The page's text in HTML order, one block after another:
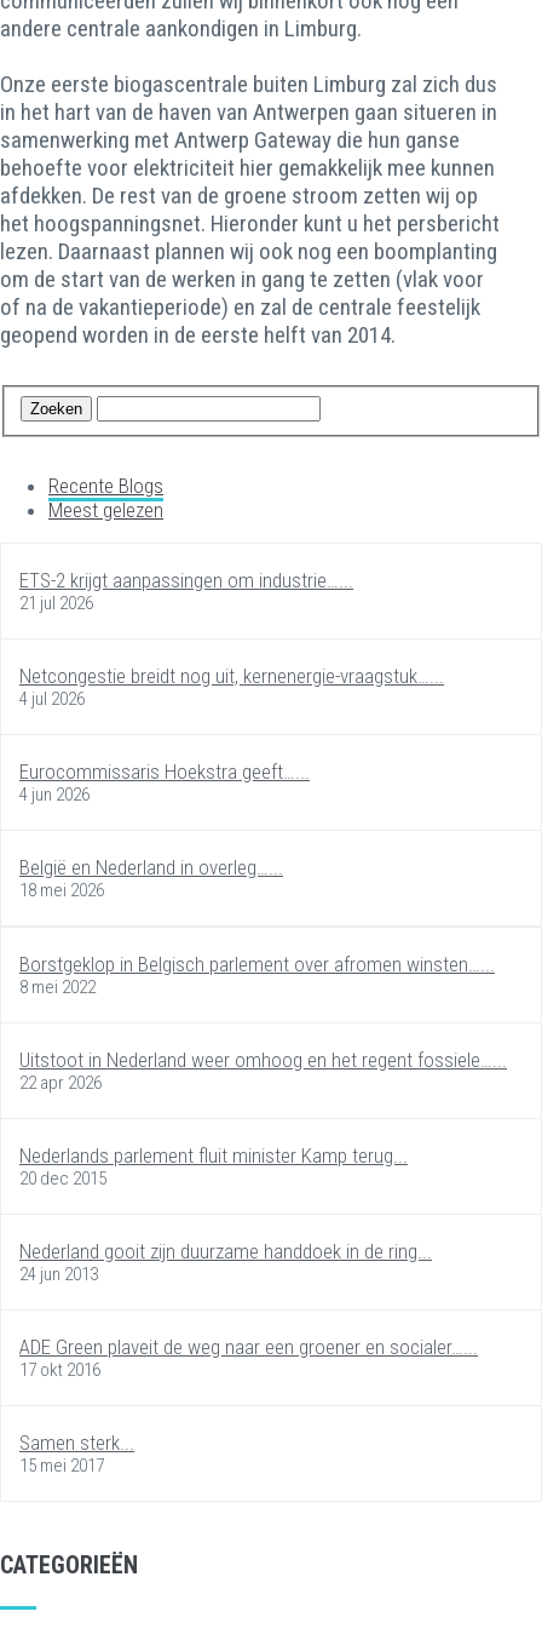
andere centrale aankondigen in Limburg.
Onze eerste biogascentrale buiten Limburg zal zich dus
in het hart van de haven van Antwerpen gaan situeren in
samenwerking met Antwerp Gateway die hun ganse
behoefte voor elektriciteit hier gemakkelijk mee kunnen
afdekken. De rest van de groene stroom zetten wij op
het hoogspanningsnet. Hieronder kunt u het persbericht
lezen. Daarnaast plannen wij ook nog een boomplanting
om de start van de werken in gang te zetten (vlak voor
of na de vakantieperiode) en zal de centrale feestelijk
geopend worden in de eerste helft van 2014.
Recente Blogs
Meest gelezen
ETS-2 krijgt aanpassingen om industrie…...
21 jul 2026
Netcongestie breidt nog uit, kernenergie-vraagstuk…...
4 jul 2026
Eurocommissaris Hoekstra geeft…...
4 jun 2026
België en Nederland in overleg…...
18 mei 2026
Borstgeklop in Belgisch parlement over afromen winsten…...
8 mei 2022
Uitstoot in Nederland weer omhoog en het regent fossiele…...
22 apr 2026
Nederlands parlement fluit minister Kamp terug...
20 dec 2015
Nederland gooit zijn duurzame handdoek in de ring...
24 jun 2013
ADE Green plaveit de weg naar een groener en socialer…...
17 okt 2016
Samen sterk...
15 mei 2017
CATEGORIEËN